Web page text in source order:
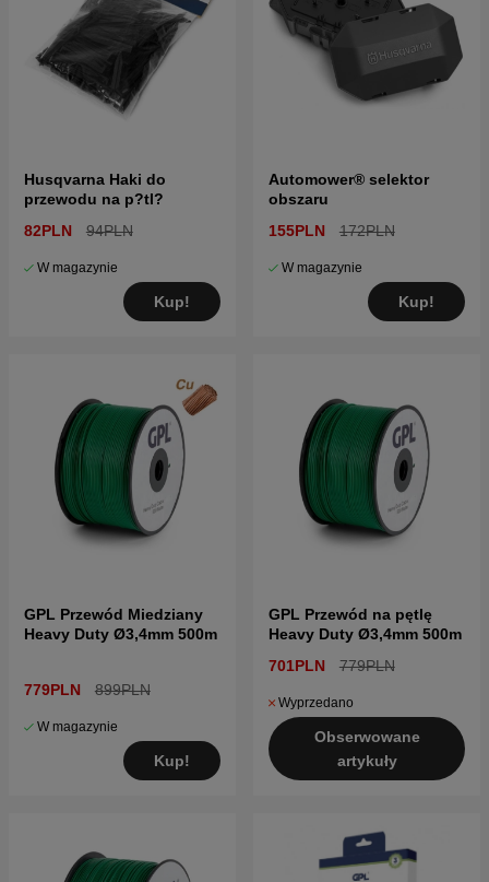
Husqvarna Haki do
przewodu na p?tl?
82PLN
94PLN
W magazynie
Kup!
Automower® selektor
obszaru
155PLN
172PLN
W magazynie
Kup!
GPL Przewód Miedziany
Heavy Duty Ø3,4mm 500m
779PLN 899PLN
W magazynie
Kup!
GPL Przewód na pętlę
Heavy Duty Ø3,4mm 500m
701PLN
779PLN
Wyprzedano
Obserwowane
artykuły